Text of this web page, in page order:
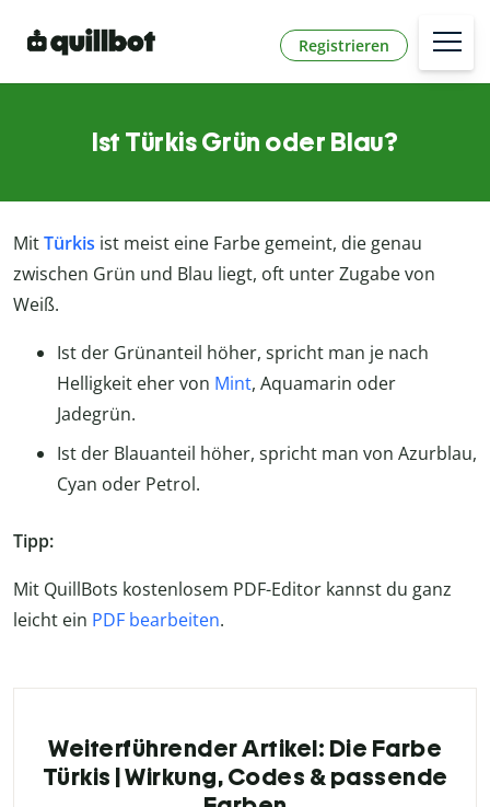
Registrieren
Ist Türkis Grün oder Blau?
MitTürkis ist meist eine Farbe gemeint, die genau
zwischen Grün und Blau liegt, oft unter Zugabe von
Weiß.
Ist der Grünanteil höher, spricht man je nach
Helligkeit eher von Mint, Aquamarin oder
Jadegrün.
Ist der Blauanteil höher, spricht man von Azurblau,
Cyan oder Petrol.
Tipp:
Mit QuillBots kostenlosem PDF-Editor kannst du ganz
leicht ein PDF bearbeiten.
Weiterführender Artikel: Die Farbe
Türkis | Wirkung, Codes & passende